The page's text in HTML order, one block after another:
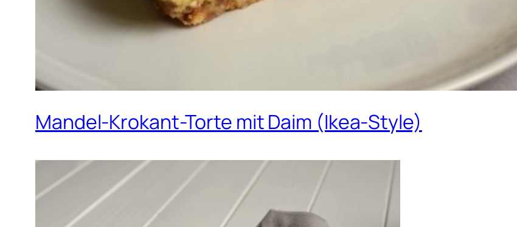
Mandel-Krokant-Torte mit Daim (Ikea-Style)